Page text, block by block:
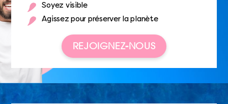
Soyez visible
Agissez pour préserver la planète
REJOIGNEZ-NOUS